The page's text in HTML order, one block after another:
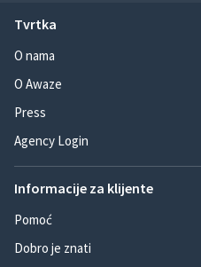
Tvrtka
O nama
O Awaze
Press
Agency Login
Informacije za klijente
Pomoć
Dobro je znati